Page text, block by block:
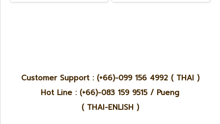
Customer Support : (+66)-099 156 4992 ( THAI )
Hot Line : (+66)-083 159 9515 / Pueng
( THAI-ENLISH )